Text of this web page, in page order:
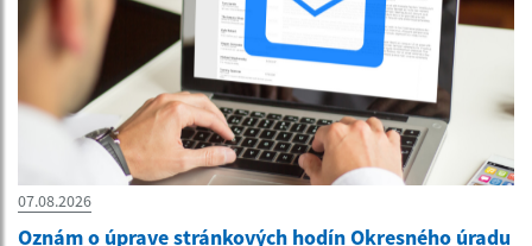
07.08.2026
Oznám o úprave stránkových hodín Okresného úradu